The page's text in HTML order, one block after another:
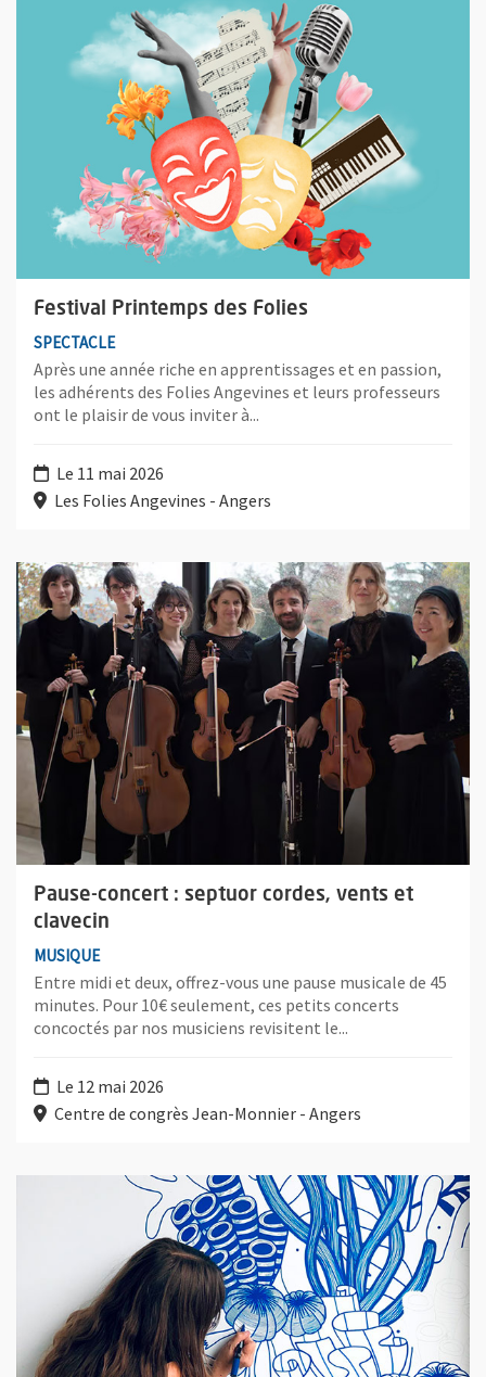
Festival Printemps des Folies
SPECTACLE
Après une année riche en apprentissages et en passion,
les adhérents des Folies Angevines et leurs professeurs
ont le plaisir de vous inviter à...
Le 11 mai 2026
Les Folies Angevines - Angers
Pause-concert : septuor cordes, vents et
clavecin
MUSIQUE
Entre midi et deux, offrez-vous une pause musicale de 45
minutes. Pour 10€ seulement, ces petits concerts
concoctés par nos musiciens revisitent le...
Le 12 mai 2026
Centre de congrès Jean-Monnier - Angers
Plus d'information sur l'évènement : Pause-concert : septuor
Plus d'information sur l'évènement : Ce que le lien reflète